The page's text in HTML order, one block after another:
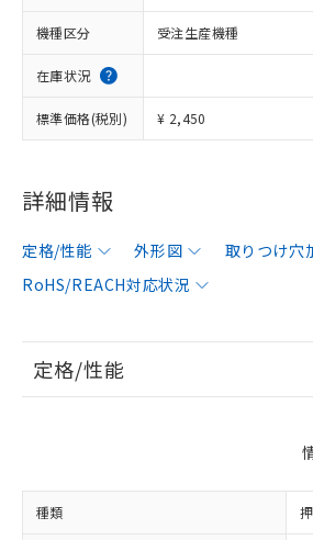
機種区分 受注生産機種
在庫状況
標準価格(税別) ¥ 2,450
詳細情報
定格/性能 外形図 取りつけ穴
RoHS/REACH対応状況
定格/性能
種類